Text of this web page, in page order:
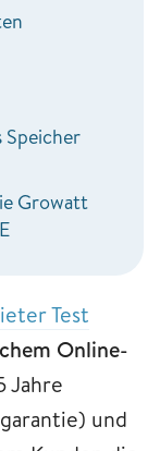
Speicher
Growatt
Test
Online-
Jahre
und